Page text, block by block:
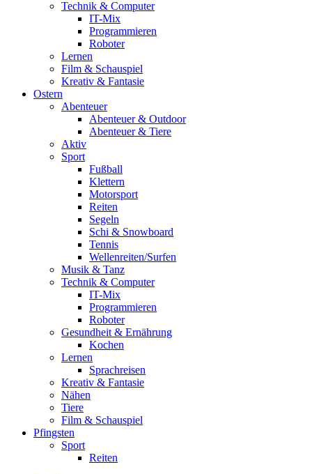
Technik & Computer
IT-Mix
Programmieren
Roboter
Lernen
Film & Schauspiel
Kreativ & Fantasie
Ostern
Abenteuer
Abenteuer & Outdoor
Abenteuer & Tiere
Aktiv
Sport
Fußball
Klettern
Motorsport
Reiten
Segeln
Schi & Snowboard
Tennis
Wellenreiten/Surfen
Musik & Tanz
Technik & Computer
IT-Mix
Programmieren
Roboter
Gesundheit & Ernährung
Kochen
Lernen
Sprachreisen
Kreativ & Fantasie
Nähen
Tiere
Film & Schauspiel
Pfingsten
Sport
Reiten